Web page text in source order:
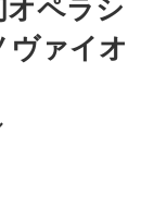
ァイオ